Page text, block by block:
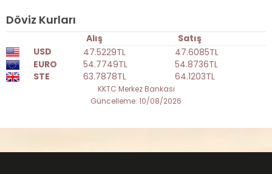
Döviz Kurları
Alış
Satış
USD
47.5229TL
47.6085TL
EURO
54.7749TL
54.8736TL
STE
63.7878TL 64.1203TL
KKTC Merkez Bankası
Güncelleme: 10/08/2026